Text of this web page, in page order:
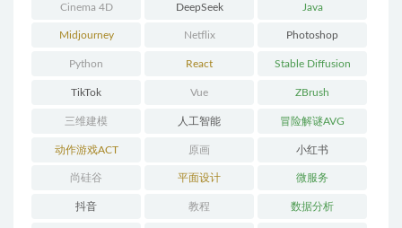
Cinema 4D DeepSeek Java
Midjourney Netflix Photoshop
Python React Stable Diffusion
TikTok Vue ZBrush
三维建模 人工智能 冒险解谜AVG
动作游戏ACT 原画 小红书
尚硅谷 平面设计 微服务
抖音 教程 数据分析